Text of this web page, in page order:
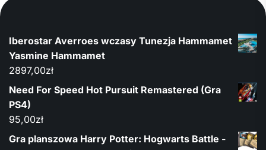
Iberostar Averroes wczasy Tunezja Hammamet
Yasmine Hammamet
2897,00zł
Need For Speed Hot Pursuit Remastered (Gra
PS4)
95,00zł
Gra planszowa Harry Potter: Hogwarts Battle -